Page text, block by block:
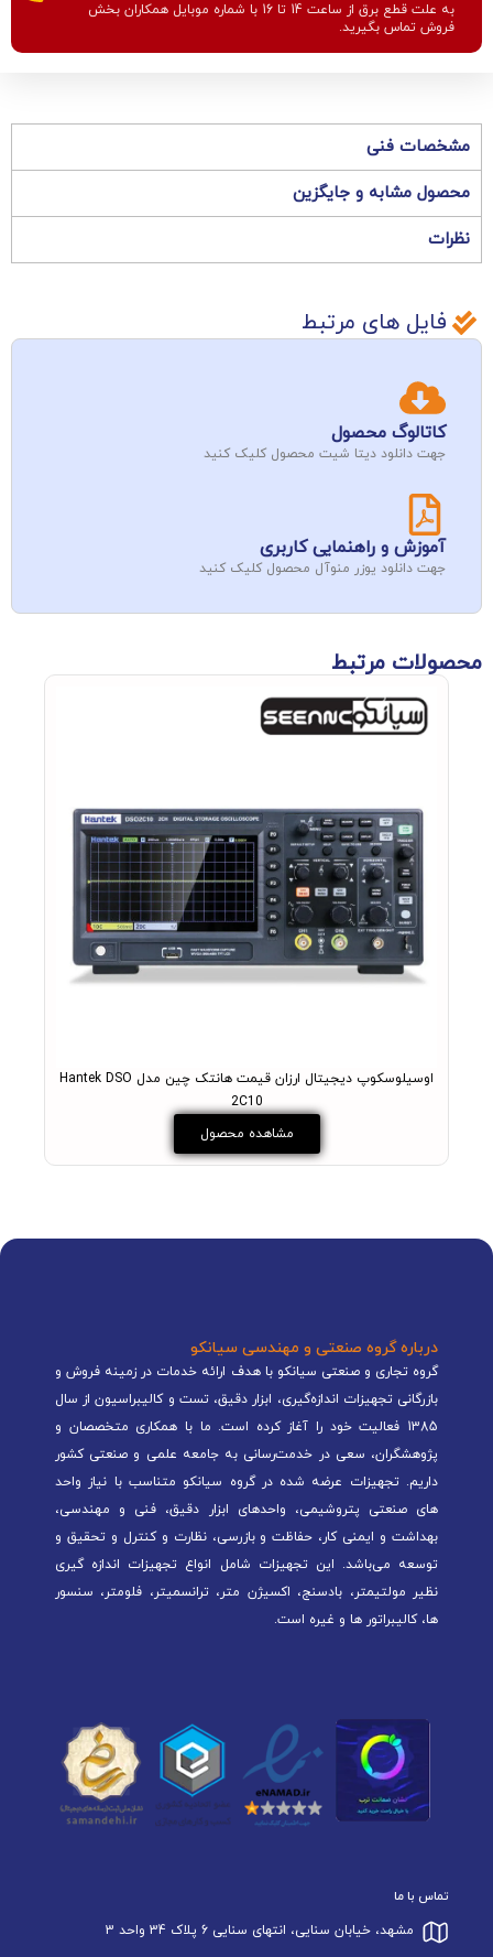
به علت قطع برق از ساعت 14 تا 16 با شماره موبایل همکاران بخش
فروش تماس بگیرید.
مشخصات فنی
محصول مشابه و جایگزین
نظرات
فایل های مرتبط
کاتالوگ محصول
جهت دانلود دیتا شیت محصول کلیک کنید
آموزش و راهنمایی کاربری
جهت دانلود یوزر منوآل محصول کلیک کنید
محصولات مرتبط
اوسیلوسکوپ دیجیتال ارزان قیمت هانتک چین مدل Hantek DSO
2C10
مشاهده محصول
درباره گروه صنعتی و مهندسی سیانکو
گروه تجاری و صنعتی سیانکو با هدف ارائه خدمات در زمینه فروش و
بازرگانی تجهیزات اندازه‌گیری، ابزار دقیق، تست و کالیبراسیون از سال
1385 فعالیت خود را آغاز کرده است. ما با همکاری متخصصان و
پژوهشگران، سعی در خدمت‌رسانی به جامعه علمی و صنعتی کشور
داریم. تجهیزات عرضه شده در گروه سیانکو متناسب با نیاز واحد
های صنعتی پتروشیمی، واحدهای ابزار دقیق، فنی و مهندسی،
بهداشت و ایمنی کار، حفاظت و بازرسی، نظارت و کنترل و تحقیق و
توسعه می‌باشد. این تجهیزات شامل انواع تجهیزات اندازه گیری
نظیر مولتیمتر، بادسنج، اکسیژن متر، ترانسمیتر، فلومتر، سنسور
ها، کالیبراتور ها و غیره است.
تماس با ما
مشهد، خیابان سنایی، انتهای سنایی 6 پلاک 34 واحد 3